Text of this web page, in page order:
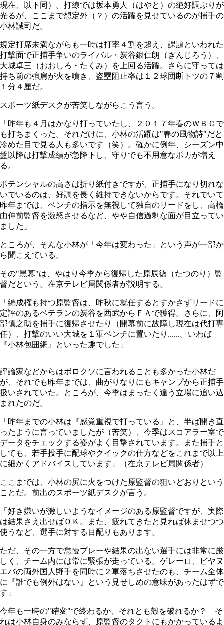
現在、以下同）。打線では坂本勇人（はやと）の絶好調ぶりが
光るが、ここまで想定外（？）の活躍を見せているのが捕手の
小林誠司だ。
規定打席未満ながらも一時は打率４割を超え、課題といわれた
打撃面で正捕手争いのライバル・炭谷銀仁朗（ぎんじろう）、
大城卓三（おおしろ・たくみ）を上回る活躍。さらに守っては
持ち前の強肩が火を噴き、盗塁阻止率は１２球団断トツの７割
１分４厘だ。
スポーツ紙デスクが苦笑しながらこう言う。
「昨年も４月はかなり打っていたし、２０１７年春のＷＢＣで
も打ちまくった。それだけに、小林の活躍は"春の風物詩"だと
冷めた目で見る人も多いです（笑）。確かに例年、シーズン中
盤以降は打撃成績が急降下し、守りでも不用意なポカが増え
る。
ポテンシャルの高さは折り紙付きですが、正捕手になり切れな
いでいるのは、好調を長く維持できないからです。それでいて
昨年までは、ベンチの指示を無視して独自のリードをし、高橋
由伸前監督を激怒させるなど、やや自信過剰な面が目立ってい
ました」
ところが、そんな小林が「今年は変わった」という声が一部か
ら聞こえている。
その"黒幕"は、やはり今季から復帰した原辰徳（たつのり）監
督だという。在京テレビ局関係者が説明する。
「編成権も持つ原監督は、昨秋に就任するとすかさずリードに
定評のあるベテランの炭谷を西武からＦＡで獲得。さらに、阿
部慎之助を捕手に復帰させたり（開幕前に故障し現在は代打専
任）、打撃のいい大城を１軍ベンチに置いたり......。いわば
『小林包囲網』といった趣でした」
評論家などからはボロクソに言われることも多かった小林だ
が、それでも昨年までは、曲がりなりにもキャンプから正捕手
扱いされていた。ところが、今季はまったく違う立場に追い込
まれたのだ。
「昨年までの小林は『感覚重視で打っている』と、半ば開き直
ったように言っていましたが（苦笑）、今季はスコアラー室で
データをチェックする姿がよく目撃されています。また捕手と
しても、若手投手に配球やクイックの仕方などをこれまで以上
に細かくアドバイスしています」（在京テレビ局関係者）
ここまでは、小林の尻に火をつけた原監督の狙いどおりという
ことだ。前出のスポーツ紙デスクが言う。
「好き嫌いが激しいようなイメージのある原監督ですが、実際
は結果さえ出せばＯＫ。また、疲れてきたと見れば休ませつつ
使うなど、選手に対する目配りもあります。
ただ、その一方で怠慢プレーや結果の出ない選手には非常に厳
しく、チーム内には常に緊張が走っている。ゲレーロ、ビヤヌ
エバの両外国人野手を同時に２軍落ちさせたのも、チーム全体
に『誰でも例外はない』という見せしめの意味があったはずで
す」
今年も一時の"確変"で終わるか、それとも殻を破れるか？ そ
れは小林自身のみならず、原監督のタクトにもかかっているよ